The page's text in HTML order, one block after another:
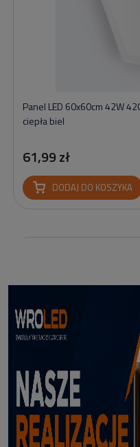
Panel LED 60x60cm 42W
ciepła biel
61,99 zł
DODAJ DO KOSZYKA
Profil led podtynkowy